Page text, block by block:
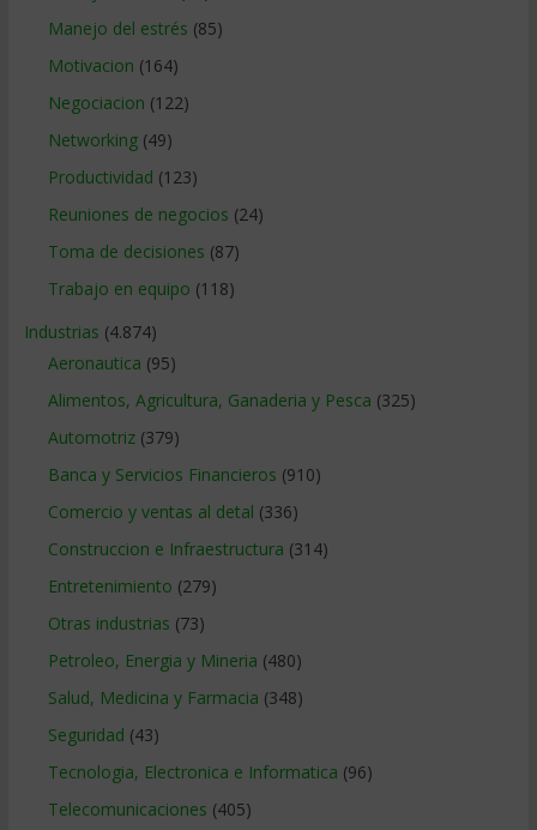
Manejo del estrés (85)
Motivacion (164)
Negociacion (122)
Networking(49)
Productividad (123)
Reuniones de negocios (24)
Toma de decisiones (87)
Trabajo en equipo (118)
Industrias (4.874)
Aeronautica (95)
Alimentos, Agricultura, Ganaderia y Pesca (325)
Automotriz(379)
Banca y Servicios Financieros (910)
Comercio y ventas al detal (336)
Construccion e Infraestructura (314)
Entretenimiento (279)
Otras industrias (73)
Petroleo, Energia y Mineria (480)
Salud, Medicina y Farmacia (348)
Seguridad (43)
Tecnologia, Electronica e Informatica (96)
Telecomunicaciones (405)